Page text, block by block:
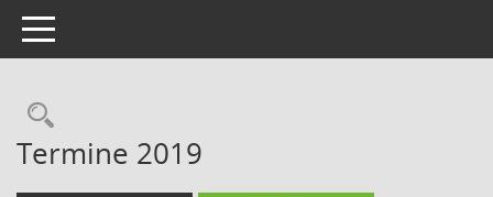
Toggle navigation
Rechercheauswahl
Termine 2019